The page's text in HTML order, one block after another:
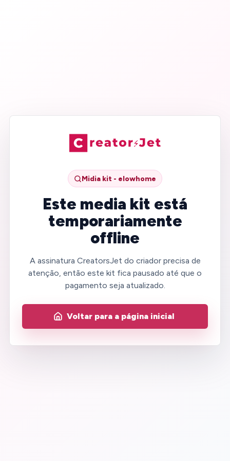
Midia kit - elowhome
Este media kit está
temporariamente
offline
A assinatura CreatorsJet do criador precisa de
atenção, então este kit fica pausado até que o
pagamento seja atualizado.
Voltar para a página inicial